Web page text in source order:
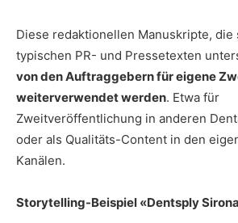
Diese redaktionellen Manuskripte, die
typischen PR- und Pressetexten
von den Auftraggebern für eigene
weiterverwendet werden. Etwa für
Zweitveröffentlichung in anderen
oder als Qualitäts-Content in den
Kanälen.
Storytelling-Beispiel «Dentsply Sirona